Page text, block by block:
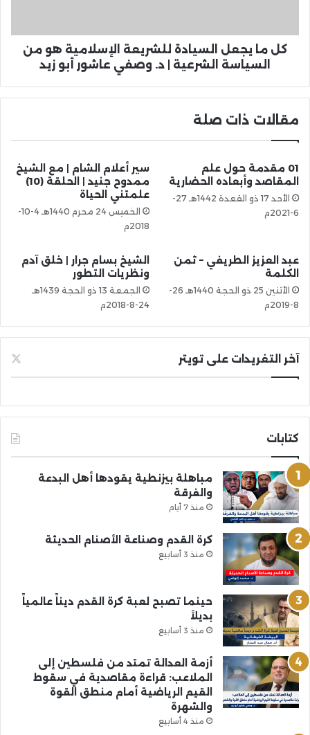
كل ما يجعل السيادة للشريعة الإسلامية هو من
السياسة الشرعية | د. وصفي عاشور أبو زيد
مقالات ذات صلة
01 مقدمة حول علم
المقاصد وأبعاده الحضارية
الأحد 17 ذو القعدة 1442هـ 27-
6-2021م
سير أعلام الشام | مع الشيخ
ممدوح جنيد | الحلقة (10)
علمتني الحياة
الخميس 24 محرم 1440هـ 4-10-
2018م
عبد العزيز الطريفي – ثمن
الكلمة
الأثنين 25 ذو الحجة 1440هـ 26-
8-2019م
الشيخ بسام جرار | خلق آدم
ونظريات التطور
الجمعة 13 ذو الحجة 1439هـ
24-8-2018م
آخر التغريدات على تويتر
كتابات
مباهلة بيزنطية يقودها أهل البدعة
والفرقة
منذ 7 أيام
كرة القدم وصناعة الأصنام الحديثة
منذ 3 أسابيع
حينما تصبح لعبة كرة القدم ديناً عالمياً
بديلاً
منذ 3 أسابيع
أزمة العدالة تمتد من فلسطين إلى
الملاعب: قراءة مقاصدية في سقوط
القيم الرياضية أمام منطق القوة
والشهرة
منذ 4 أسابيع